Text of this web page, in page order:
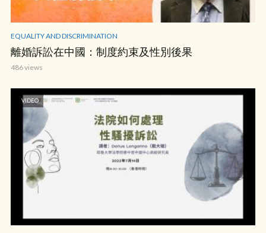
EQUALITY AND DISCRIMINATION
離婚訴訟在中國：制度約束及性別後果
486 views
VIDEO